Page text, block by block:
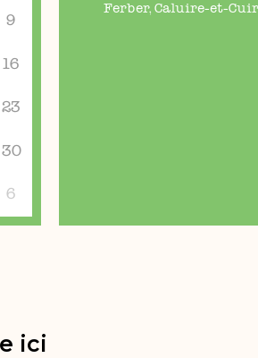
9
16
23
30
6
Ferber, Caluire-et-
ici